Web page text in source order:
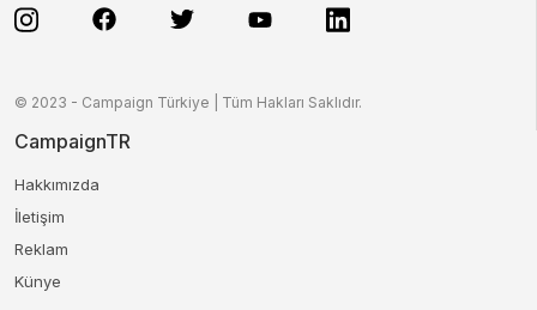
© 2023 - Campaign Türkiye | Tüm Hakları Saklıdır.
CampaignTR
Hakkımızda
İletişim
Reklam
Künye